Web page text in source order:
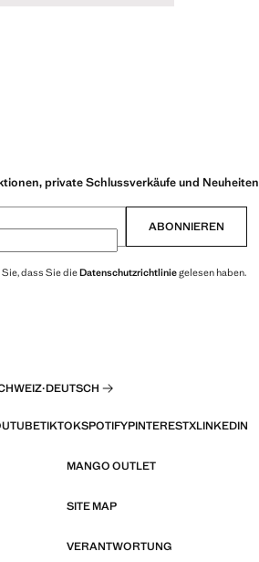
private Schlussverkäufe und Neuheiten
ABONNIEREN
dass Sie dieDatenschutzrichtliniegelesen haben.
·DEUTSCH
TIKTOKSPOTIFYPINTERESTXLINKEDIN
MANGO OUTLET
SITE MAP
VERANTWORTUNG